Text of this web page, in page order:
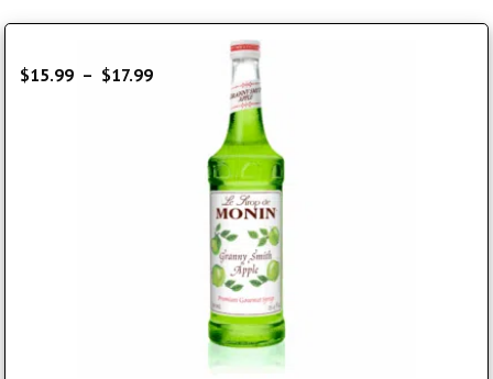
$15.99 – $17.99Plage